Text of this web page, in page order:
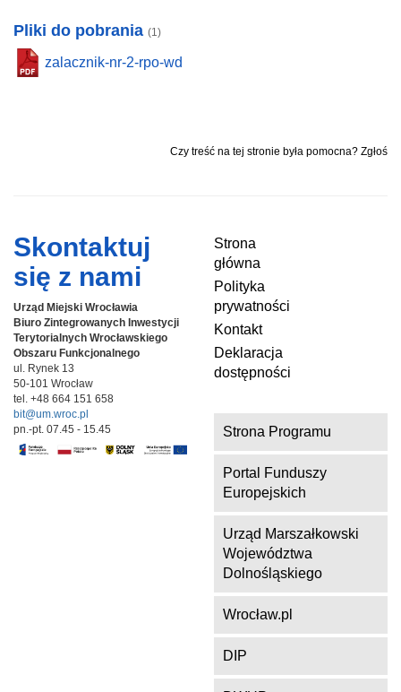
Pliki do pobrania (1)
zalacznik-nr-2-rpo-wd
Czy treść na tej stronie była pomocna? Zgłoś
Skontaktuj
się z nami
Urząd Miejski Wrocławia
Biuro Zintegrowanych Inwestycji
Terytorialnych Wrocławskiego
Obszaru Funkcjonalnego
ul. Rynek 13
50-101 Wrocław
tel. +48 664 151 658
bit@um.wroc.pl
pn.-pt. 07.45 - 15.45
Strona
główna
Polityka
prywatności
Kontakt
Deklaracja
dostępności
Strona Programu
Portal Funduszy
Europejskich
Urząd Marszałkowski
Województwa
Dolnośląskiego
Wrocław.pl
DIP